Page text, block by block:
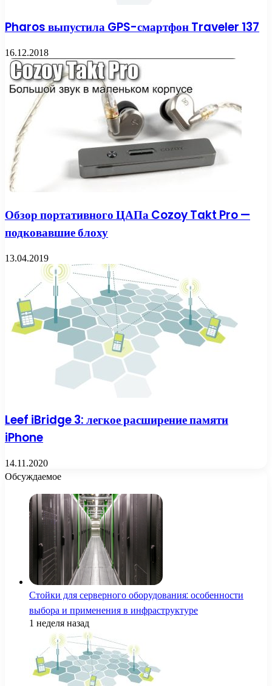
Pharos выпустила GPS-смартфон Traveler 137
16.12.2018
Обзор портативного ЦАПа Cozoy Takt Pro —
подковавшие блоху
13.04.2019
Leef iBridge 3: легкое расширение памяти
iPhone
14.11.2020
Обсуждаемое
Стойки для серверного оборудования: особенности
выбора и применения в инфраструктуре
1 неделя назад